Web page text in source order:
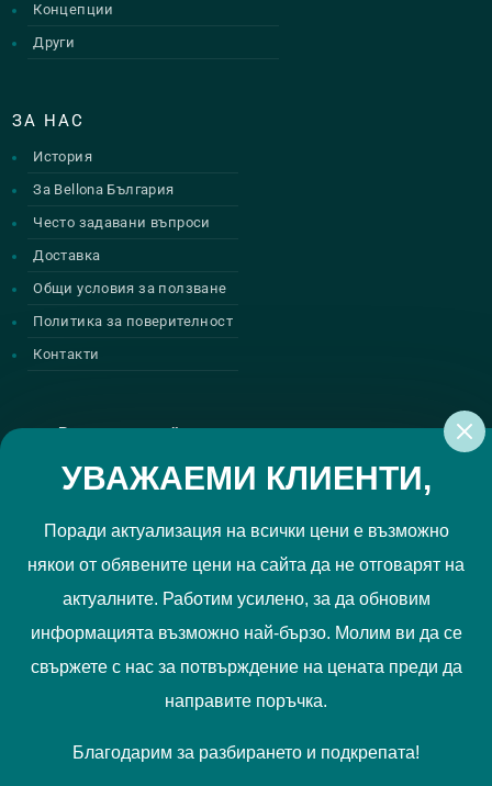
УВАЖАЕМИ КЛИЕНТИ,
Поради актуализация на всички цени е възможно
някои от обявените цени на сайта да не отговарят на
актуалните. Работим усилено, за да обновим
информацията възможно най-бързо. Молим ви да се
свържете с нас за потвърждение на цената преди да
направите поръчка.
Благодарим за разбирането и подкрепата!
Концепции
Други
ЗА НАС
История
За Bellona България
Често задавани въпроси
Доставка
Общи условия за ползване
Политика за поверителност
Контакти
Регистрирай се за нашите атрактивни
Прочетох и приемам Политиката за поверителност
РЕГИСТРИРАЙ МЕ
Ние използваме "бисквитки", за да Ви осигурим по-добро
Запознайте се с нашатаПолитика за бисквитки.